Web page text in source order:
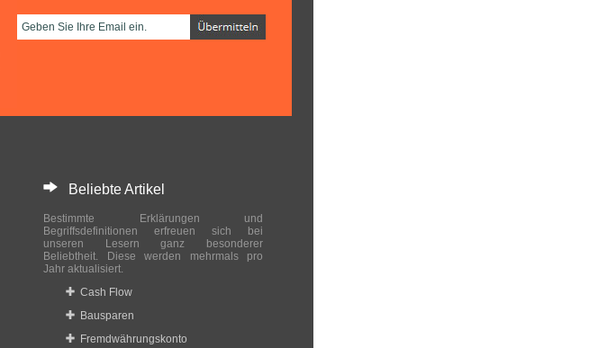
Beliebte Artikel
Bestimmte Erklärungen und
Begriffsdefinitionen erfreuen sich bei
unseren Lesern ganz besonderer
Beliebtheit. Diese werden mehrmals pro
Jahr aktualisiert.
Cash Flow
Bausparen
Fremdwährungskonto